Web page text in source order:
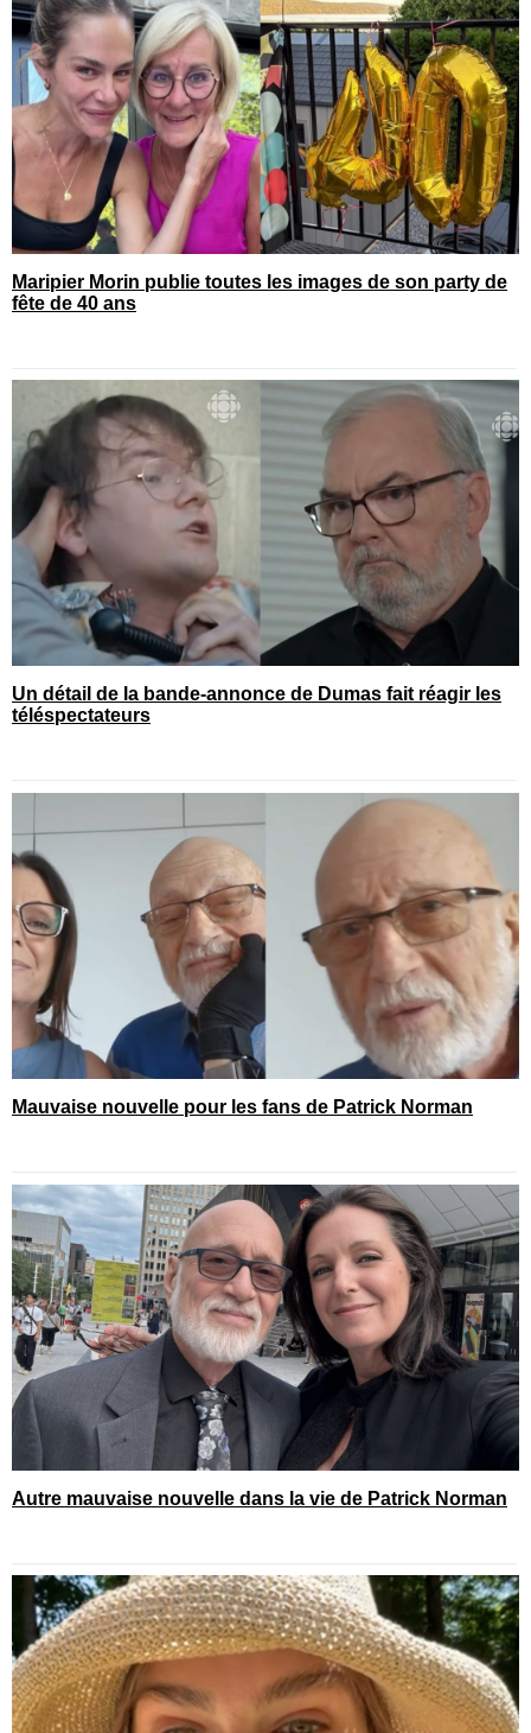
Maripier Morin publie toutes les images de son party de
fête de 40 ans
Un détail de la bande-annonce de Dumas fait réagir les
téléspectateurs
Mauvaise nouvelle pour les fans de Patrick Norman
Autre mauvaise nouvelle dans la vie de Patrick Norman